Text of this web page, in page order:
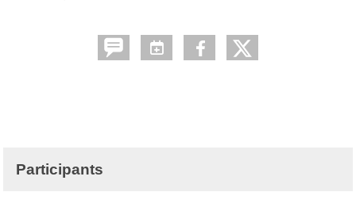
Participants